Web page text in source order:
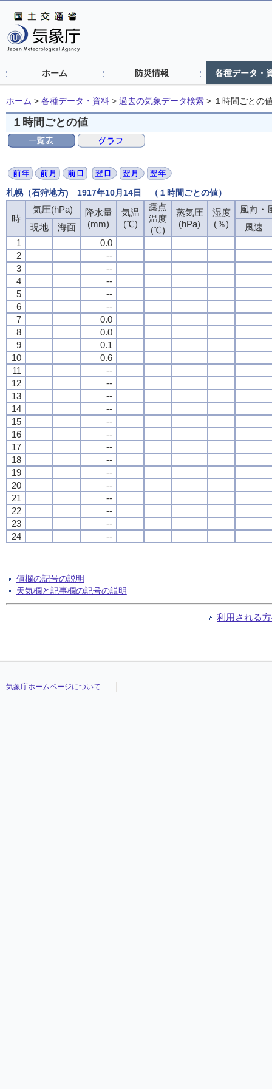
ホーム 防災情報 各種データ・
ホーム > 各種データ・資料 > 過去の気象データ検索 > １時間ごとの
１時間ごとの値
札幌（石狩地方) 1917年10月14日 （１時間ごとの値）
時
気圧(hPa)
降水量
(mm)
気温
(℃)
露点
温度
(℃)
蒸気圧
(hPa)
湿度
(％)
風向・
現地
海面
風速
1
0.0
2
--
3
--
4
--
5
--
6
--
7
0.0
8
0.0
9
0.1
10
0.6
11
--
12
--
13
--
14
--
15
--
16
--
17
--
18
--
19
--
20
--
21
--
22
--
23
--
24
--
値欄の記号の説明
天気欄と記事欄の記号の説明
利用される
気象庁ホームページについて